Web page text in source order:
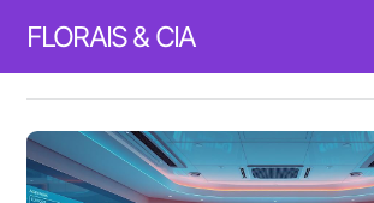
FLORAIS & CIA